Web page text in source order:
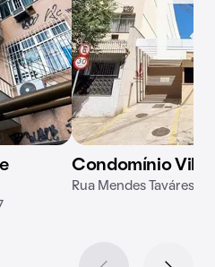
Condomínio Vila
Rua Mendes Taváres,